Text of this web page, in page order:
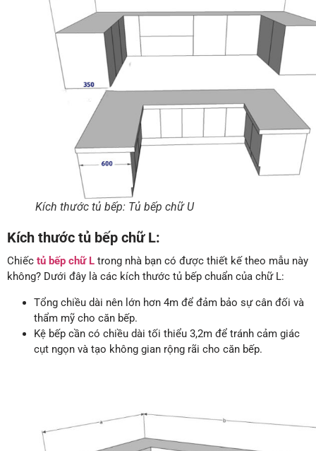
Kích thước tủ bếp: Tủ bếp chữ U
Kích thước tủ bếp chữ L:
Chiếc tủ bếp chữ L trong nhà bạn có được thiết kế theo mẫu này
không? Dưới đây là các kích thước tủ bếp chuẩn của chữ L:
Tổng chiều dài nên lớn hơn 4m để đảm bảo sự cân đối và
thẩm mỹ cho căn bếp.
Kệ bếp cần có chiều dài tối thiểu 3,2m để tránh cảm giác
cụt ngọn và tạo không gian rộng rãi cho căn bếp.